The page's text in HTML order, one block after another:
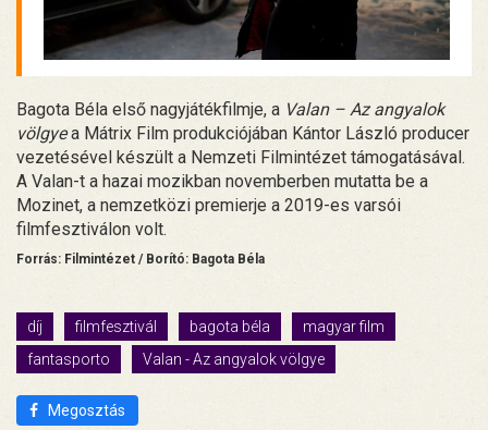
Bagota Béla első nagyjátékfilmje, a Valan – Az angyalok
völgyea Mátrix Film produkciójában Kántor László producer
vezetésével készült a Nemzeti Filmintézet támogatásával.
A Valan-t a hazai mozikban novemberben mutatta be a
Mozinet, a nemzetközi premierje a 2019-es varsói
filmfesztiválon volt.
Forrás: Filmintézet / Borító: Bagota Béla
díj filmfesztivál bagota béla
magyar film
fantasporto
Valan - Az angyalok völgye
Megosztás